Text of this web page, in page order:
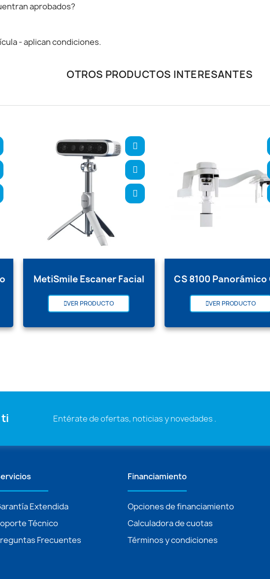
aprobados?
- aplican condiciones.
OTROS PRODUCTOS INTERESANTES
MetiSmile Escaner Facial
VER PRODUCTO
CS 8100 Panorámico
VER PRODUCTO
ti Entérate de ofertas, noticias y novedades .
Extendida
Técnico
Frecuentes
Financiamiento
Opciones de financiamiento
Calculadora de cuotas
Términos y condiciones